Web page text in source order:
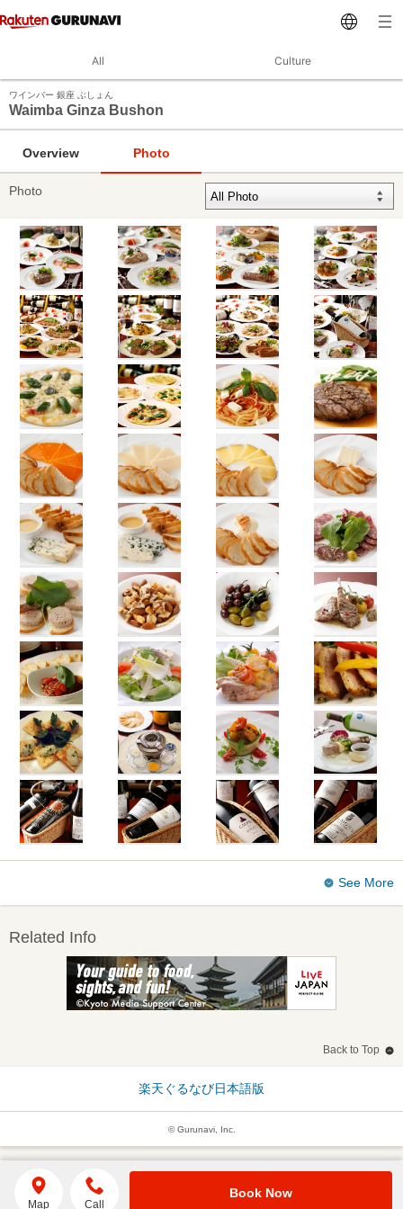
All Culture
ワインバー 銀座 ぶしょん
Waimba Ginza Bushon
Overview Photo
Photo
See More
Related Info
Back to Top
楽天ぐるなび日本語版
© Gurunavi, Inc.
Map Call
Book Now